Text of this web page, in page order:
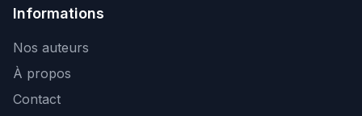
Informations
Nos auteurs
À propos
Contact